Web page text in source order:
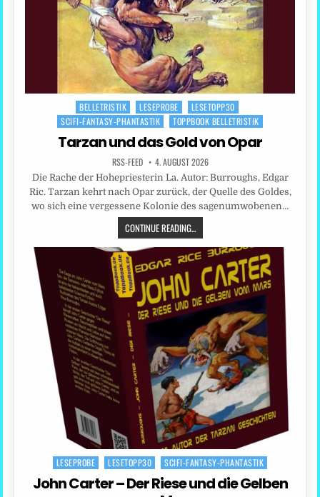
Posted
in
BELLETRISTIK LESEPROBE
LESETOPP30
SCIFI-FANTASY-PHANTASTIK
TOPPBOOK BELLETRISTIK
Tarzan und das Gold von Opar
RSS-FEED 4. AUGUST 2026
Die Rache der Hohepriesterin La. Autor: Burroughs, Edgar
Ric. Tarzan kehrt nach Opar zurück, der Quelle des Goldes,
wo sich eine vergessene Kolonie des sagenumwobenen…
CONTINUE READING...
Posted
in
LESEPROBE LESETOPP30 SCIFI-FANTASY-PHANTASTIK
John Carter – Der Riese und die Gelben